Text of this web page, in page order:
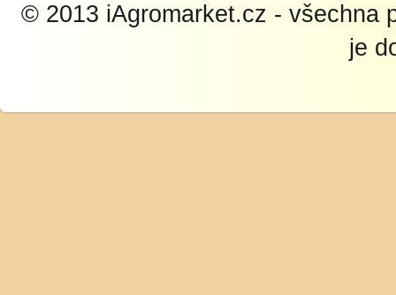
© 2013 iAgromarket.cz - všechna
je